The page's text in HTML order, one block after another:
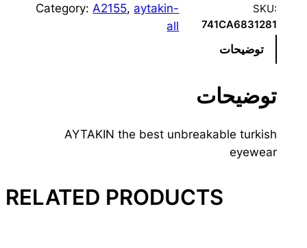
SKU:
741CA6831281
Category: A2155, aytakin-
all
توضیحات
توضیحات
AYTAKIN the best unbreakable turkish
eyewear
RELATED PRODUCTS